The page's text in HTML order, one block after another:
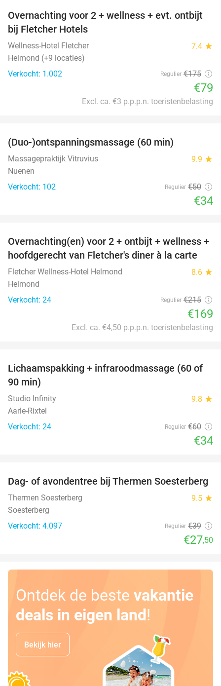
55%
Overnachting voor 2 + wellness + evt. ontbijt
bij Fletcher Hotels
Wellness-Hotel Fletcher 7.4 star
Helmond (+9 locaties)
Verkocht: 1.002
Regulier €175
€79
Excl. ca. €3 p.p.p.n. toeristenbelasting
(Duo-)ontspanningsmassage (60 min)
Massagepraktijk Vitruvius 9.9 star
Nuenen
Verkocht: 102
Regulier €50
€34
21%
Overnachting(en) voor 2 + ontbijt + wellness +
hoofdgerecht van Fletcher's diner à la carte
Fletcher Wellness-Hotel Helmond 8.6 star
Helmond
Verkocht: 24
Regulier €215
€169
Excl. ca. €4,50 p.p.p.n. toeristenbelasting
43%
Lichaamspakking + infraroodmassage (60 of
90 min)
Studio Infinity 9.8 star
Aarle-Rixtel
Verkocht: 24
Regulier €60
€34
29%
Dag- of avondentree bij Thermen Soesterberg
Thermen Soesterberg 9.5 star
Soesterberg
Verkocht: 4.097
Regulier €39
€27,50
Ontdek de beste vakantie
deals in eigen land!
Bekijk hier